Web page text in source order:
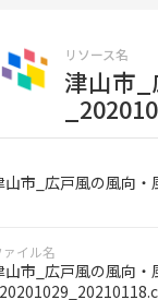
リソース名
津山市
山市_広戸風の風向
ァイル名
山市_広戸風の風向・